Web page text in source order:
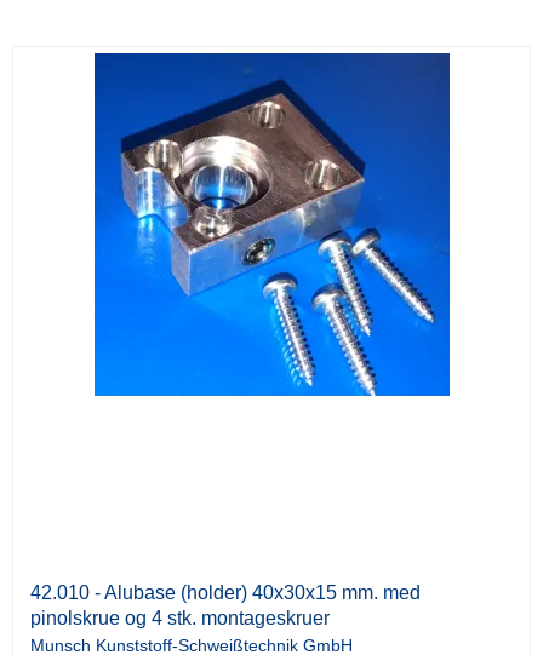
42.010 - Alubase (holder) 40x30x15 mm. med
pinolskrue og 4 stk. montageskruer
Munsch Kunststoff-Schweißtechnik GmbH